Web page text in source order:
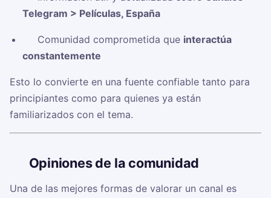
Telegram > Películas, España
✅ Comunidad comprometida que interactúa
constantemente
Esto lo convierte en una fuente confiable tanto para
principiantes como para quienes ya están
familiarizados con el tema.
Opiniones de la comunidad
Una de las mejores formas de valorar un canal es